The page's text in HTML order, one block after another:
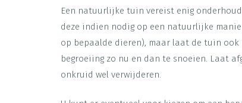
Een natuurlijke tuin vereist enig
deze indien nodig op een natuurlijke
op bepaalde dieren), maar laat de tuin
begroeiing zo nu en dan te snoeien. Laat
onkruid wel verwijderen.